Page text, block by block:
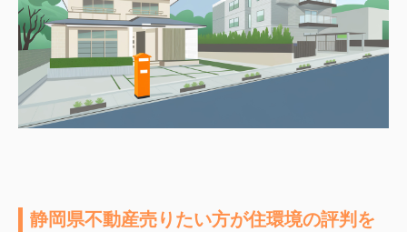
静岡県不動産売りたい方が住環境の評判を